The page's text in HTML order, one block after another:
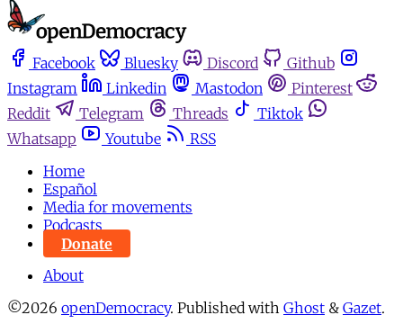
Facebook Bluesky Discord
Github
Instagram
Linkedin Mastodon
Pinterest
Reddit
Telegram Threads
Tiktok
Whatsapp
Youtube
RSS
Home
Español
Media for movements
Podcasts
Donate
About
©2026 openDemocracy. Published with Ghost & Gazet.